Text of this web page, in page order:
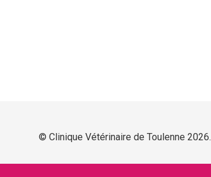
© Clinique Vétérinaire de Toulenne 2026.